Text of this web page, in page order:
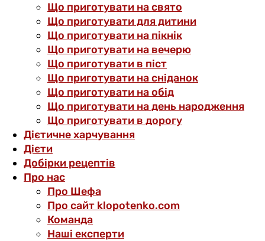
Що приготувати на свято
Що приготувати для дитини
Що приготувати на пікнік
Що приготувати на вечерю
Що приготувати в піст
Що приготувати на сніданок
Що приготувати на обід
Що приготувати на день народження
Що приготувати в дорогу
Дієтичне харчування
Дієти
Добірки рецептів
Про нас
Про Шефа
Про сайт klopotenko.com
Команда
Наші експерти